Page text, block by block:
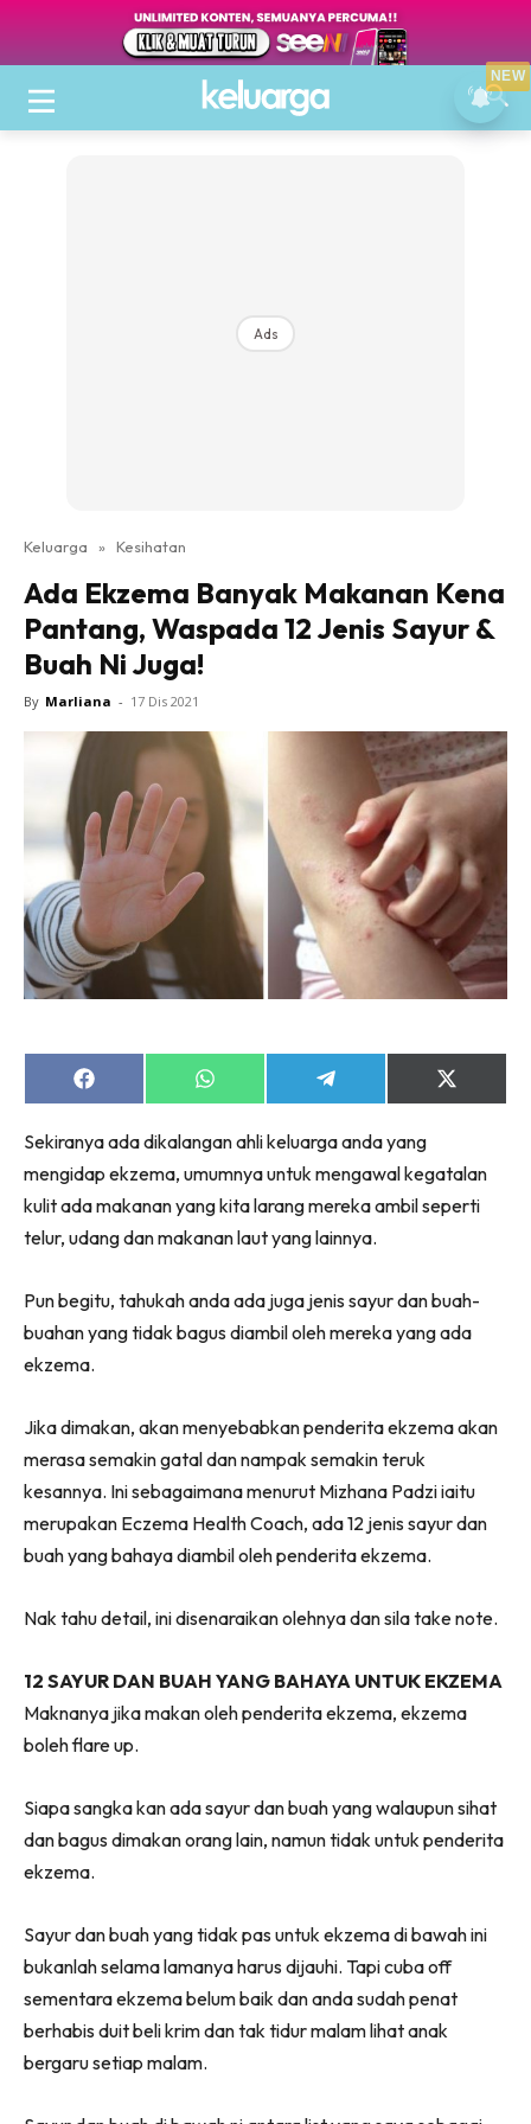
Ads
Keluarga » Kesihatan
Ada Ekzema Banyak Makanan Kena
Pantang, Waspada 12 Jenis Sayur &
Buah Ni Juga!
By Marliana - 17 Dis 2021
Share
on
Share
on
Share
on
Share
on
Sekiranya ada dikalangan ahli keluarga anda yang
mengidap ekzema, umumnya untuk mengawal kegatalan
kulit ada makanan yang kita larang mereka ambil seperti
telur, udang dan makanan laut yang lainnya.
Pun begitu, tahukah anda ada juga jenis sayur dan buah-
buahan yang tidak bagus diambil oleh mereka yang ada
ekzema.
Jika dimakan, akan menyebabkan penderita ekzema akan
merasa semakin gatal dan nampak semakin teruk
kesannya. Ini sebagaimana menurut Mizhana Padzi iaitu
merupakan Eczema Health Coach, ada 12 jenis sayur dan
buah yang bahaya diambil oleh penderita ekzema.
Nak tahu detail, ini disenaraikan olehnya dan sila take note.
12 SAYUR DAN BUAH YANG BAHAYA UNTUK EKZEMA
Maknanya jika makan oleh penderita ekzema, ekzema
boleh flare up.
Siapa sangka kan ada sayur dan buah yang walaupun sihat
dan bagus dimakan orang lain, namun tidak untuk penderita
ekzema.
Sayur dan buah yang tidak pas untuk ekzema di bawah ini
bukanlah selama lamanya harus dijauhi. Tapi cuba off
sementara ekzema belum baik dan anda sudah penat
berhabis duit beli krim dan tak tidur malam lihat anak
bergaru setiap malam.
NEW